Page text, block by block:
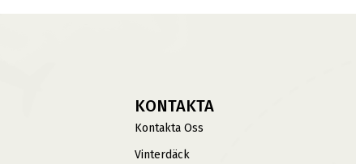
KONTAKTA
Kontakta Oss
Vinterdäck